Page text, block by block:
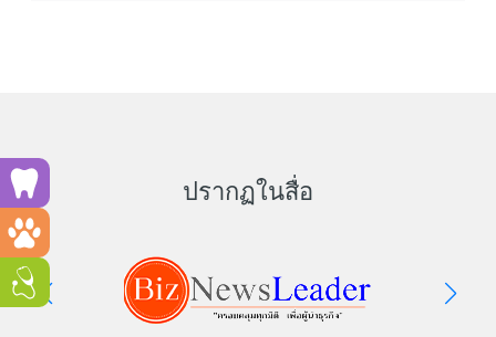
ปรากฏในสื่อ
Run a dental clinic? Click here!
Run a GP or Primary Care clinic? Click here!